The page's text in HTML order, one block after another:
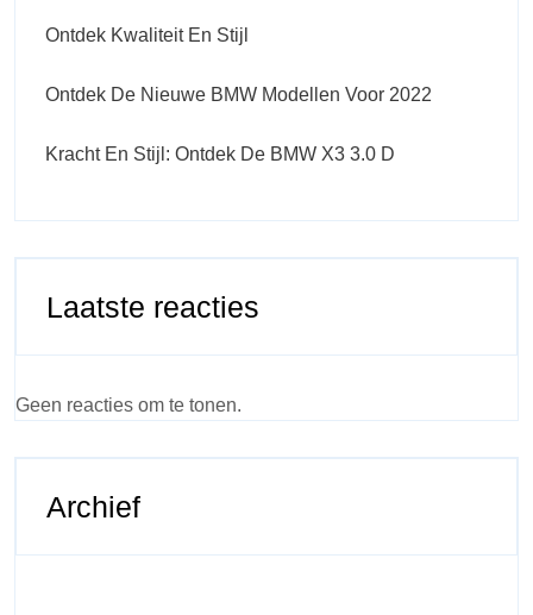
Ontdek Kwaliteit En Stijl
Ontdek De Nieuwe BMW Modellen Voor 2022
Kracht En Stijl: Ontdek De BMW X3 3.0 D
Laatste reacties
Geen reacties om te tonen.
Archief